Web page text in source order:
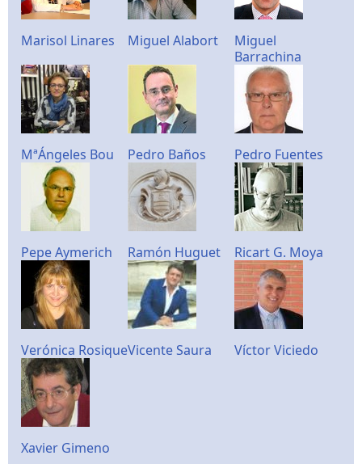
Marisol Linares Miguel Alabort
Miguel
Barrachina
MªÁngeles Bou Pedro Baños Pedro Fuentes
Pepe Aymerich Ramón Huguet Ricart G. Moya
Verónica RosiqueVicente Saura Víctor Viciedo
Xavier Gimeno